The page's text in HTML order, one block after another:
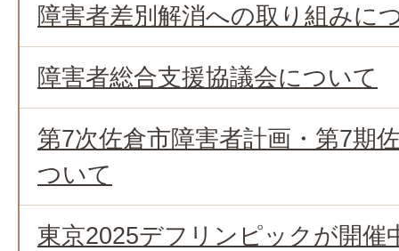
障害者差別解消への取り組みに
障害者総合支援協議会について
第7次佐倉市障害者計画・第7期
ついて
東京2025デフリンピックが開催